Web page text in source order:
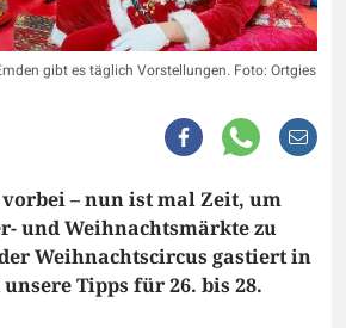
gibt es täglich Vorstellungen. Foto: Ortgies
– nun ist mal Zeit, um
und Weihnachtsmärkte zu
Weihnachtscircus gastiert in
Tipps für 26. bis 28.